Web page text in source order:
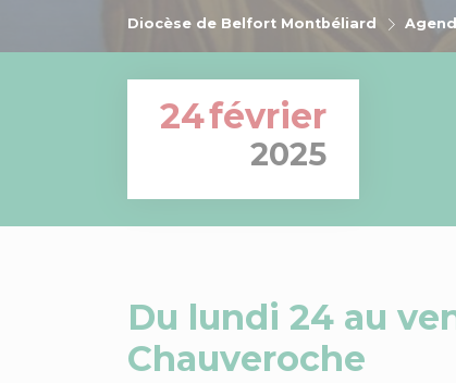
Diocèse de Belfort Montbéliard
24février
2025
Du lundi 24 au
Chauveroche